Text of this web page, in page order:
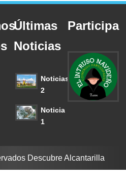
Últimas
Noticias
Noticias
2
Noticia
1
Participa
Descubre Alcantarilla